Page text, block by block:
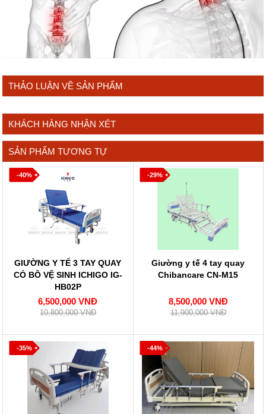
THẢO LUẬN VỀ SẢN PHẨM
KHÁCH HÀNG NHẬN XÉT
SẢN PHẨM TƯƠNG TỰ
-40%
GIƯỜNG Y TẾ 3 TAY QUAY
CÓ BÔ VỆ SINH ICHIGO IG-
HB02P
6,500,000 VNĐ
10,800,000 VNĐ
-29%
Giường y tế 4 tay quay
Chibancare CN-M15
8,500,000 VNĐ
11,900,000 VNĐ
-35% -44%